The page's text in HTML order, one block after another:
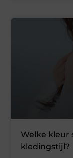
Welke kleur
kledingstijl?